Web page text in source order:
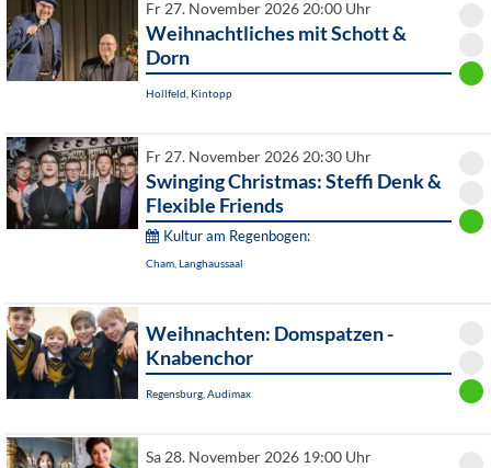
Fr 27. November 2026 20:00 Uhr
Weihnachtliches mit Schott &
Dorn
Hollfeld, Kintopp
Fr 27. November 2026 20:30 Uhr
Swinging Christmas: Steffi Denk &
Flexible Friends
Kultur am Regenbogen:
Cham, Langhaussaal
Weihnachten: Domspatzen -
Knabenchor
Regensburg, Audimax
Sa 28. November 2026 19:00 Uhr